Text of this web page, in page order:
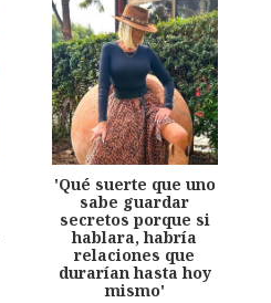
'Qué suerte que uno
sabe guardar
secretos porque si
hablara, habría
relaciones que
durarían hasta hoy
mismo'